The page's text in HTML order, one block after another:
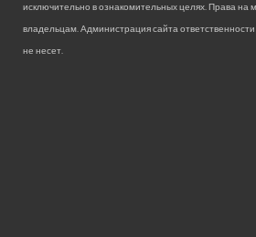
исключительно в ознакомительных целях. Права
владельцам. Администрация сайта
не несет.